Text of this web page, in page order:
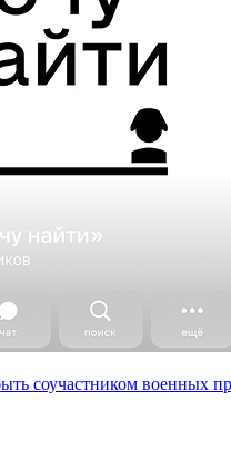
соучастником военных